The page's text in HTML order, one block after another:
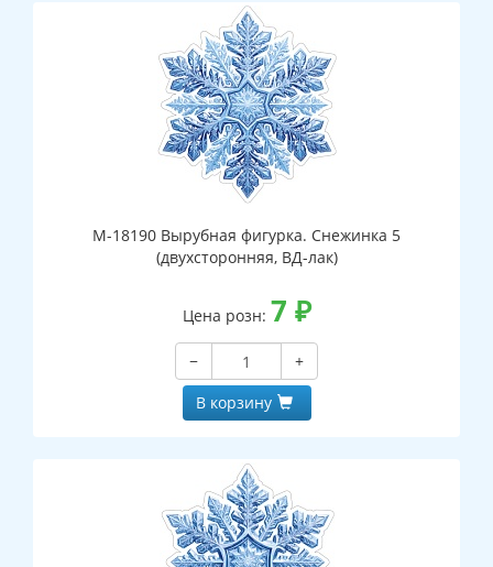
М-18190 Вырубная фигурка. Снежинка 5
(двухсторонняя, ВД-лак)
Цена розн: 7 ₽
−
+
В корзину